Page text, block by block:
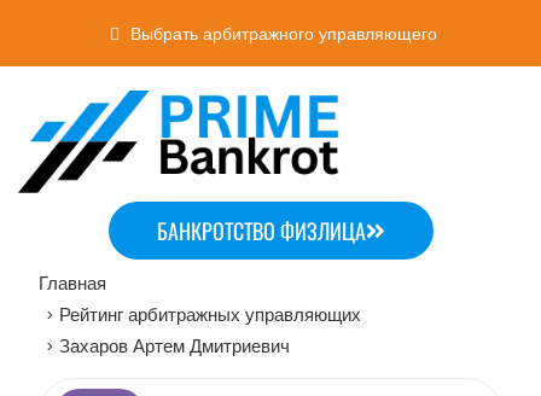
Выбрать арбитражного управляющего
БАНКРОТСТВО ФИЗЛИЦА
Главная
> Рейтинг арбитражных управляющих
> Захаров Артем Дмитриевич